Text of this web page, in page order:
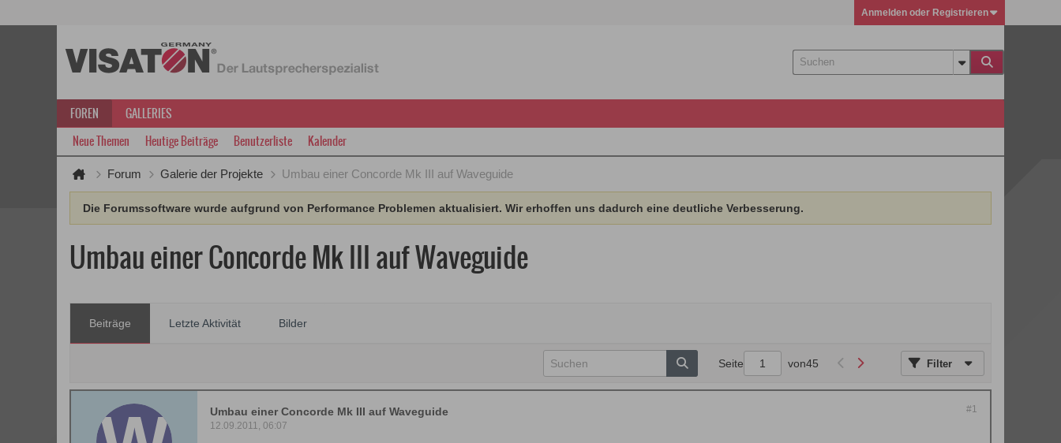
Anmelden oder Registrieren
FOREN
GALLERIES
Neue Themen
Heutige Beiträge Benutzerliste Kalender
Forum Galerie der Projekte Umbau einer Concorde Mk III auf Waveguide
Die Forumssoftware wurde aufgrund von Performance Problemen aktualisiert. Wir erhoffen uns dadurch eine deutliche Verbesserung.
Umbau einer Concorde Mk III auf Waveguide
Beiträge Letzte Aktivität Bilder
Seite von45 Filter
#1
Umbau einer Concorde Mk III auf Waveguide
12.09.2011, 06:07